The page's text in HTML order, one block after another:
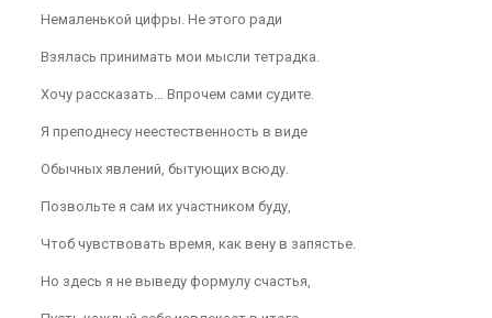
Немаленькой цифры. Не этого ради
Взялась принимать мои мысли тетрадка.
Хочу рассказать… Впрочем сами судите.
Я преподнесу неестественность в виде
Обычных явлений, бытующих всюду.
Позвольте я сам их участником буду,
Чтоб чувствовать время, как вену в запястье.
Но здесь я не выведу формулу счастья,